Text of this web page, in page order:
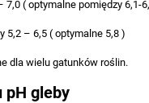
7,0 ( optymalne pomiędzy 6,1-
5,2 – 6,5 ( optymalne 5,8 )
dla wielu gatunków roślin.
pH gleby